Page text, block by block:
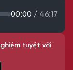
00:00 / 46:17
tuyệt vời